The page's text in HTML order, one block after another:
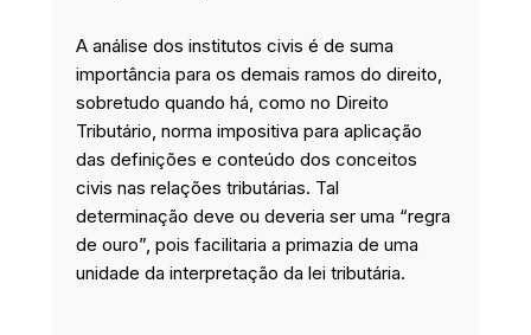
A análise dos institutos civis é de suma
importância para os demais ramos do direito,
sobretudo quando há, como no Direito
Tributário, norma impositiva para aplicação
das definições e conteúdo dos conceitos
civis nas relações tributárias. Tal
determinação deve ou deveria ser uma “regra
de ouro”, pois facilitaria a primazia de uma
unidade da interpretação da lei tributária.